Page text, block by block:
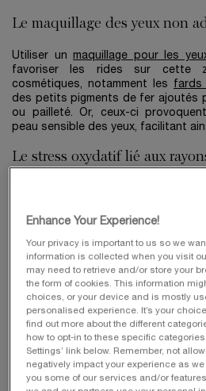
Le maquillage des yeux non
Utiliser unmaquillage pour les
favoriser les rides sur cette
cosmétiques, notamment les fards
des petits pigments de fer ajoutés
ou pailleté. Or, ceux-ci
peau sensible des yeux, facilitant
Le stress oxydatif lié aux
Les rayons ultraviolets sont bien
en pénétrant profondément dans
accélère le vieillissement de la
lunettes de soleil est
la peau des méfaits du soleil.
Qu’en est-il de la lumière bleue
soupçonnée de favoriser le
influence sur les enzymes
collagène et de l’élastine.
Quels sont les différents
Enhance Your Experience!
Your privacy is important to us so we
information is collected when you visit
may need to retrieve and/or store your
the form of cookies. This information
choices, or your device and is mostly
personalised experience. It’s your
find out more about the different
how to opt-in to these specific
Settings’ link below. Remember, not
negatively impact your experience as
you some of our services and/or